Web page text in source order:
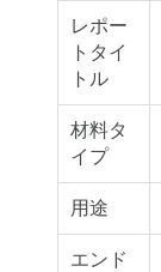
レポー
トタイ
トル
材料タ
イプ
用途
エンド